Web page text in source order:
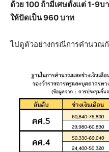
ด้วย 100 ถ้ามีเศษตั้งแต่ 1-9บ
ให้ปัดเป็น 960 บาท
ไปดูตัวอย่างกรณีการคำนวณกั